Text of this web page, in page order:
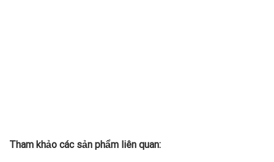
Tham khảo các sản phẩm liên quan: